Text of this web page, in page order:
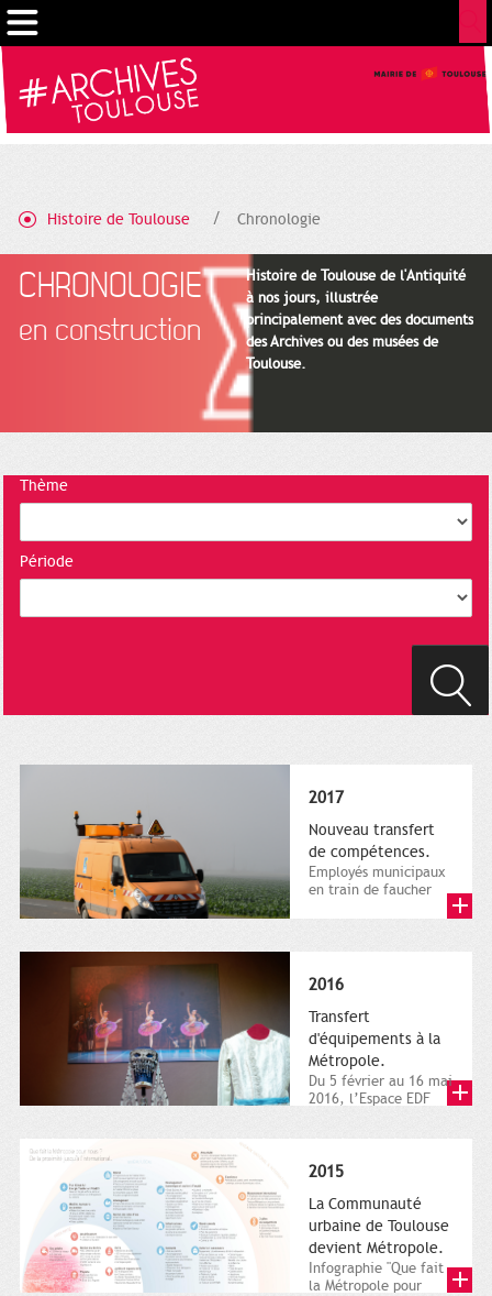
Histoire de Toulouse Chronologie
CHRONOLOGIE
en construction
Histoire de Toulouse de l'Antiquité
à nos jours, illustrée
principalement avec des documents
des Archives ou des musées de
Toulouse.
Thème
Période
2017
Nouveau transfert
de compétences.
Employés municipaux
en train de faucher
2016
Transfert
d'équipements à la
Métropole.
Du 5 février au 16 mai
2016, l’Espace EDF
2015
La Communauté
urbaine de Toulouse
devient Métropole.
Infographie "Que fait
la Métropole pour
Cookies management panel